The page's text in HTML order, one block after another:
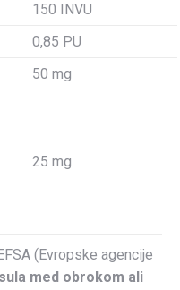
150 INVU
0,85 PU
50 mg
25 mg
(Evropske agencije
med obrokom ali